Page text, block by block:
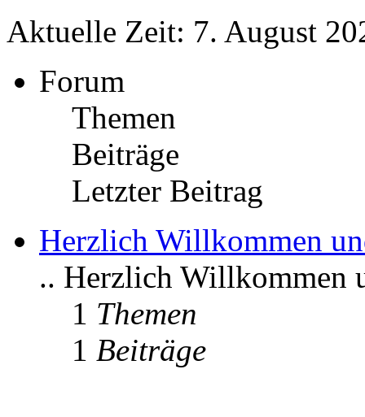
Aktuelle Zeit: 7. August
Forum
Themen
Beiträge
Letzter Beitrag
Herzlich Willkommen
.. Herzlich Willkommen
1 Themen
1 Beiträge